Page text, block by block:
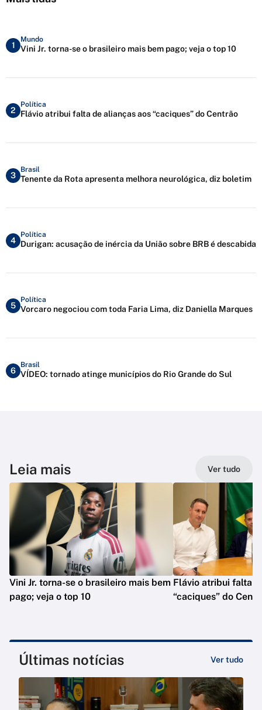
1
Mundo
Vini Jr. torna-se o brasileiro mais bem pago; veja o top 10
2
Política
Flávio atribui falta de alianças aos “caciques” do Centrão
3
Brasil
Tenente da Rota apresenta melhora neurológica, diz boletim
4
Política
Durigan: acusação de inércia da União sobre BRB é descabida
5
Política
Vorcaro negociou com toda Faria Lima, diz Daniella Marques
6
Brasil
VÍDEO: tornado atinge municípios do Rio Grande do Sul
Leia mais Ver tudo
Vini Jr. torna-se o brasileiro mais bem
pago; veja o top 10
Flávio atribui falta
“caciques” do
Últimas notícias Ver tudo